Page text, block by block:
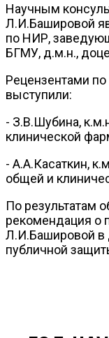
Научным
Л.И.Башировой
по НИР,
БГМУ, д.м.н.,
Рецензентами
выступили:
- З.В.Шубина,
клинической
- А.А.Касаткин,
общей и
По результатам
рекомендация о
Л.И.Башировой в
публичной